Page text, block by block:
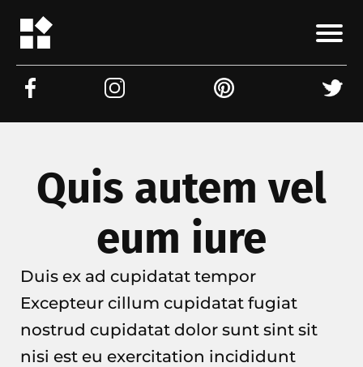
Quis autem vel
eum iure
Duis ex ad cupidatat tempor
Excepteur cillum cupidatat fugiat
nostrud cupidatat dolor sunt sint sit
nisi est eu exercitation incididunt